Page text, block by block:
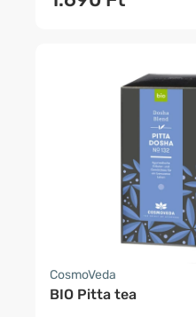
CosmoVeda
BIO Pitta tea